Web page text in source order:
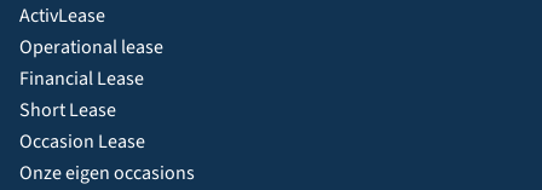
ActivLease
Operational lease
Financial Lease
Short Lease
Occasion Lease
Onze eigen occasions